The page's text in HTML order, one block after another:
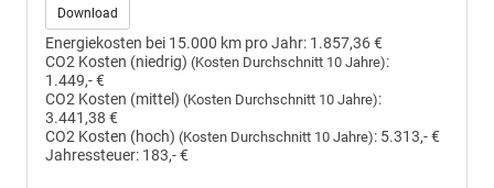
Download
Energiekosten bei 15.000 km pro Jahr: 1.857,36 €
CO2 Kosten (niedrig) (Kosten Durchschnitt 10 Jahre):
1.449,- €
CO2 Kosten (mittel) (Kosten Durchschnitt 10 Jahre):
3.441,38 €
CO2 Kosten (hoch) (Kosten Durchschnitt 10 Jahre): 5.313,- €
Jahressteuer: 183,- €